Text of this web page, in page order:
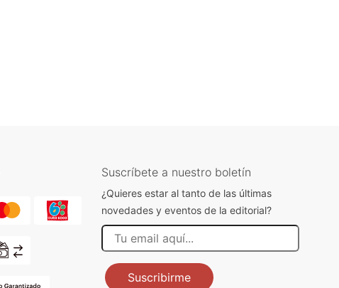
Suscríbete a nuestro boletín
¿Quieres estar al tanto de las últimas
novedades y eventos de la editorial?
Suscribirme